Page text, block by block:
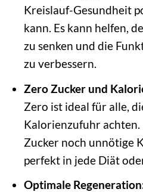
Kreislauf-Gesundheit
kann. Es kann helfen,
zu senken und die
zu verbessern.
Zero Zucker und
Zero ist ideal für alle,
Kalorienzufuhr
Zucker noch unnötige
perfekt in jede Diät
Optimale